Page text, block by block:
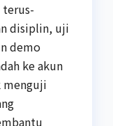
terus-
disiplin, uji
demo
ke akun
menguji